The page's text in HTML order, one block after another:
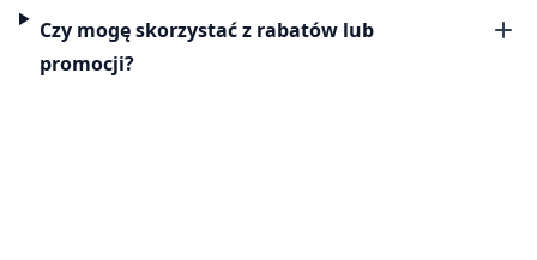
Czy mogę skorzystać z rabatów lub
promocji?